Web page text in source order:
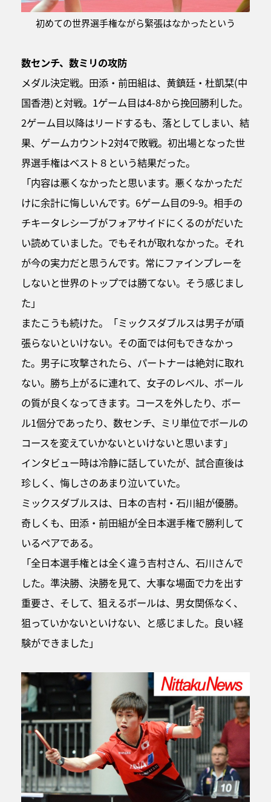
初めての世界選手権ながら緊張はなかったという
数センチ、数ミリの攻防
メダル決定戦。田添・前田組は、黄鎮廷・杜凱栞(中
国香港)と対戦。1ゲーム目は4-8から挽回勝利した。
2ゲーム目以降はリードするも、落としてしまい、結
果、ゲームカウント2対4で敗戦。初出場となった世
界選手権はベスト８という結果だった。
「内容は悪くなかったと思います。悪くなかっただ
けに余計に悔しいんです。6ゲーム目の9-9。相手の
チキータレシーブがフォアサイドにくるのがだいた
い読めていました。でもそれが取れなかった。それ
が今の実力だと思うんです。常にファインプレーを
しないと世界のトップでは勝てない。そう感じまし
た」
またこうも続けた。「ミックスダブルスは男子が頑
張らないといけない。その面では何もできなかっ
た。男子に攻撃されたら、パートナーは絶対に取れ
ない。勝ち上がるに連れて、女子のレベル、ボール
の質が良くなってきます。コースを外したり、ボー
ル1個分であったり、数センチ、ミリ単位でボールの
コースを変えていかないといけないと思います」
インタビュー時は冷静に話していたが、試合直後は
珍しく、悔しさのあまり泣いていた。
ミックスダブルスは、日本の吉村・石川組が優勝。
奇しくも、田添・前田組が全日本選手権で勝利して
いるペアである。
「全日本選手権とは全く違う吉村さん、石川さんで
した。準決勝、決勝を見て、大事な場面で力を出す
重要さ、そして、狙えるボールは、男女関係なく、
狙っていかないといけない、と感じました。良い経
験ができました」